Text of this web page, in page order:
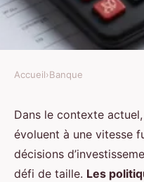
Comment les
locales
vos décisions
Accueil›Banque
Dans le contexte
évoluent à une vitesse
décisions
défi de taille. Les